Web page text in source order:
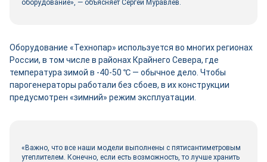
оборудование», ― объясняет Сергей Муравлёв.
Оборудование «Технопар» используется во многих регионах
России, в том числе в районах Крайнего Севера, где
температура зимой в -40-50 ℃ ― обычное дело. Чтобы
парогенераторы работали без сбоев, в их конструкции
предусмотрен «зимний» режим эксплуатации.
«Важно, что все наши модели выполнены с пятисантиметровым
утеплителем. Конечно, если есть возможность, то лучше хранить